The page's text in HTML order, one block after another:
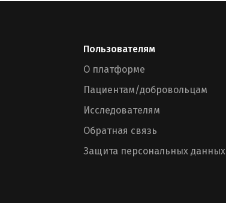
Пользователям
О платформе
Пациентам/добровольцам
Исследователям
Обратная связь
Защита персональных данных